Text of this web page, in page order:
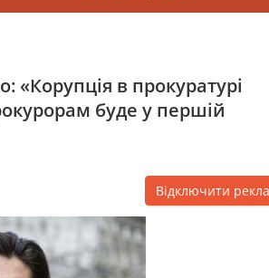
«Корупція в прокуратурі
буде у першій
Відключити